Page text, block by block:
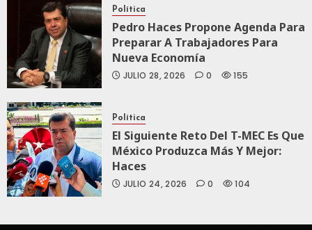
Política
Pedro Haces Propone Agenda Para
Preparar A Trabajadores Para
Nueva Economía
JULIO 28, 2026 0 155
Política
El Siguiente Reto Del T-MEC Es Que
México Produzca Más Y Mejor:
Haces
JULIO 24, 2026 0 104